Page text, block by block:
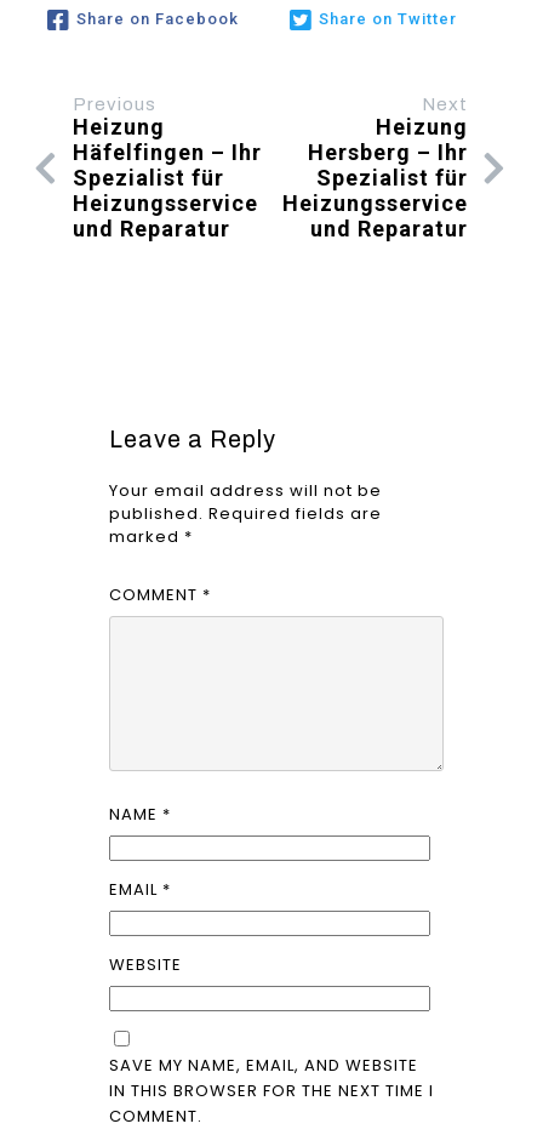
Share on Facebook Share on Twitter
Previous
Heizung
Häfelfingen – Ihr
Spezialist für
Heizungsservice
und Reparatur
Next
Heizung
Hersberg – Ihr
Spezialist für
Heizungsservice
und Reparatur
Leave a Reply
Your email address will not be
published. Required fields are
marked *
COMMENT *
NAME *
EMAIL *
WEBSITE
SAVE MY NAME, EMAIL, AND WEBSITE
IN THIS BROWSER FOR THE NEXT TIME I
COMMENT.